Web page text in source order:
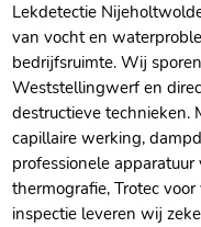
Lekdetectie
van vocht en
bedrijfsruimte. Wij
Weststellingwerf en
destructieve technieken.
capillaire werking,
professionele
thermografie, Trotec
inspectie leveren wij